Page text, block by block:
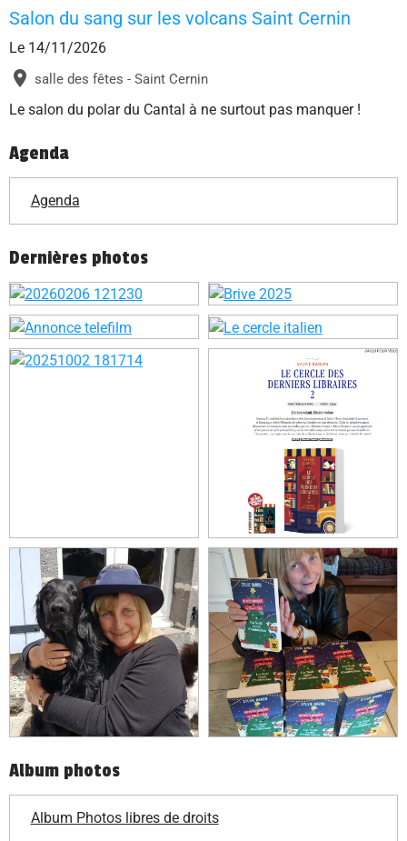
Salon du sang sur les volcans Saint Cernin
Le 14/11/2026
salle des fêtes - Saint Cernin
Le salon du polar du Cantal à ne surtout pas manquer !
Agenda
Agenda
Dernières photos
Album photos
Album Photos libres de droits